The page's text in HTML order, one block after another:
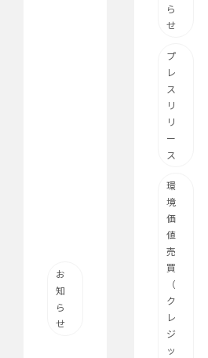
お
知
ら
せ
ら
せ
プ
レ
ス
リ
リ
ー
ス
環
境
価
値
売
買
（
ク
レ
ジ
ッ